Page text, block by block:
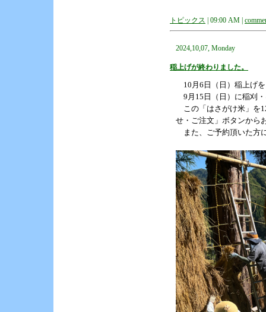
トピックス | 09:00 AM |
2024,10,07, Monday
稲上げが終わりました。
10月6日（日）稲上げ
9月15日（日）に稲刈
この「はさがけ米」を
せ・ご注文」ボタンから
また、ご予約頂いた方